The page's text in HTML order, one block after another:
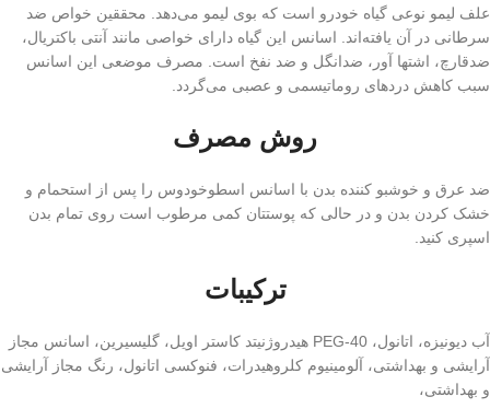
علف لیمو نوعی گیاه خودرو است که بوی لیمو می‌دهد. محققین خواص ضد
سرطانی در آن یافته‌اند. اسانس این گیاه دارای خواصی مانند آنتی باکتریال،
ضدقارچ، اشتها آور، ضدانگل و ضد نفخ است. مصرف موضعی این اسانس
سبب کاهش دردهای روماتیسمی و عصبی می‌گردد.
روش مصرف
ضد عرق و خوشبو کننده بدن با اسانس اسطوخودوس را پس از استحمام و
خشک کردن بدن و در حالی که پوستتان کمی مرطوب است روی تمام بدن
اسپری کنید.
ترکیبات
آب دیونیزه، اتانول، PEG-40 هیدروژنیتد کاستر اویل، گلیسیرین، اسانس مجاز
آرایشی و بهداشتی، آلومینیوم کلروهیدرات، فنوکسی اتانول، رنگ مجاز آرایشی
و بهداشتی،